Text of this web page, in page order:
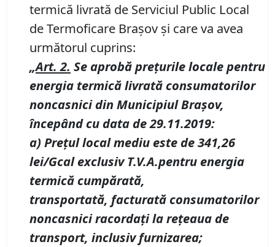
termică livrată de Serviciul Public Local
de Termoficare Braşov și care va avea
următorul cuprins:
„Art. 2. Se aprobă preţurile locale pentru
energia termică livrată consumatorilor
noncasnici din Municipiul Braşov,
începând cu data de 29.11.2019:
a) Preţul local mediu este de 341,26
lei/Gcal exclusiv T.V.A.pentru energia
termică cumpărată,
transportată, facturată consumatorilor
noncasnici racordaţi la reţeaua de
transport, inclusiv furnizarea;